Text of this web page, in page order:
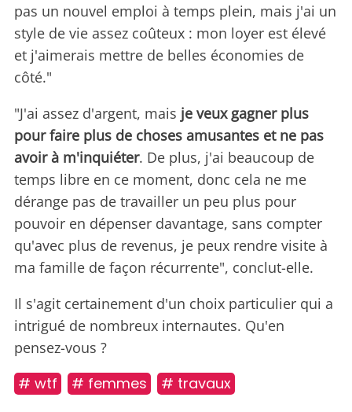
pas un nouvel emploi à temps plein, mais j'ai un
style de vie assez coûteux : mon loyer est élevé
et j'aimerais mettre de belles économies de
côté."
"J'ai assez d'argent, mais je veux gagner plus
pour faire plus de choses amusantes et ne pas
avoir à m'inquiéter. De plus, j'ai beaucoup de
temps libre en ce moment, donc cela ne me
dérange pas de travailler un peu plus pour
pouvoir en dépenser davantage, sans compter
qu'avec plus de revenus, je peux rendre visite à
ma famille de façon récurrente", conclut-elle.
Il s'agit certainement d'un choix particulier qui a
intrigué de nombreux internautes. Qu'en
pensez-vous ?
# wtf # femmes # travaux